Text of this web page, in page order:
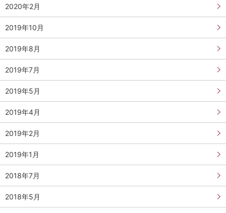
2020年2月
2019年10月
2019年8月
2019年7月
2019年5月
2019年4月
2019年2月
2019年1月
2018年7月
2018年5月